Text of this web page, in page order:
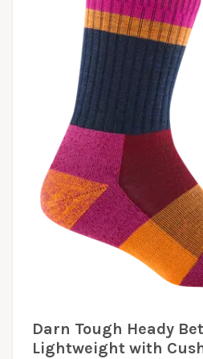
Darn Tough Heady
Lightweight with